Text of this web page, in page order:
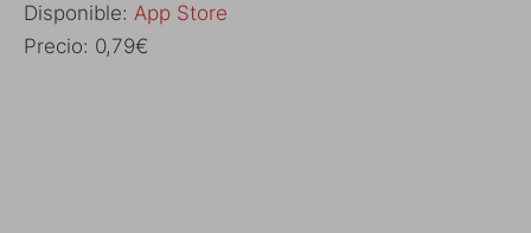
Disponible: App Store
Precio: 0,79€